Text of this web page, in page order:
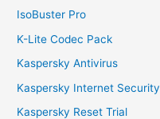
IsoBuster Pro
K-Lite Codec Pack
Kaspersky Antivirus
Kaspersky Internet Security
Kaspersky Reset Trial